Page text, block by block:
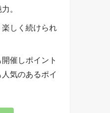
。
しく続けられ
催しポイント
気のあるポイ